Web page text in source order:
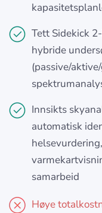
Tett Sidekick
hybride
(passive/
Innsikts
automatisk
samarbeid
Høye